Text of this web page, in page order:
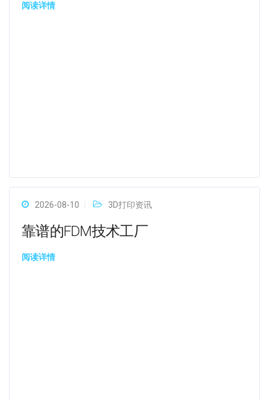
阅读详情
2026-08-10 3D打印资讯
靠谱的FDM技术工厂
阅读详情